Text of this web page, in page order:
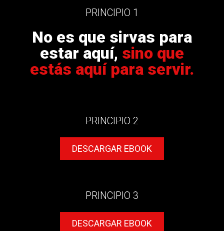
PRINCIPIO 1
No es que sirvas para
estar aquí, sino que
estás aquí para servir.
PRINCIPIO 2
DESCARGAR EBOOK
PRINCIPIO 3
DESCARGAR EBOOK